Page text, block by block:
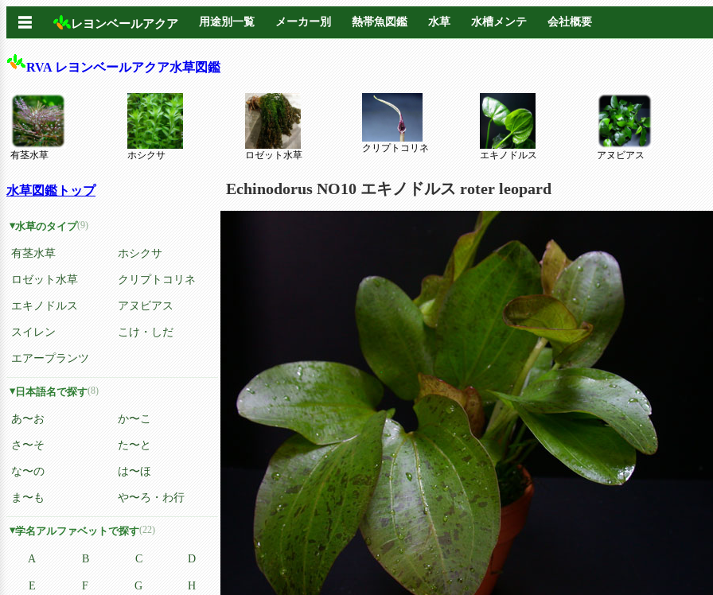
☰ レヨンベールアクア 用途別一覧 メーカー別 熱帯魚図鑑 水草 水槽メンテ 会社概要
RVA レヨンベールアクア水草図鑑
有茎水草 ホシクサ ロゼット水草
クリプトコリネ
エキノドルス アヌビアス
Echinodorus NO10 エキノドルス roter leopard
水草図鑑トップ
水草のタイプ(9)
有茎水草 ホシクサ
ロゼット水草 クリプトコリネ
エキノドルス アヌビアス
スイレン こけ・しだ
エアープランツ
日本語名で探す(8)
あ〜お か〜こ
さ〜そ た〜と
な〜の は〜ほ
ま〜も や〜ろ・わ行
学名アルファベットで探す(22)
A B C D
E F G H